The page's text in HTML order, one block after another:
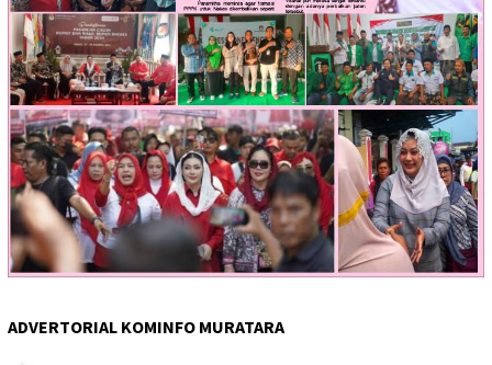
ADVERTORIAL KOMINFO MURATARA